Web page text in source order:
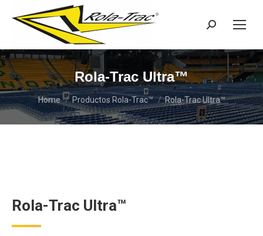
Search:
Rola-Trac Ultra™
You are here:
Home Productos Rola-Trac™ Rola-Trac Ultra™
Rola-Trac Ultra™